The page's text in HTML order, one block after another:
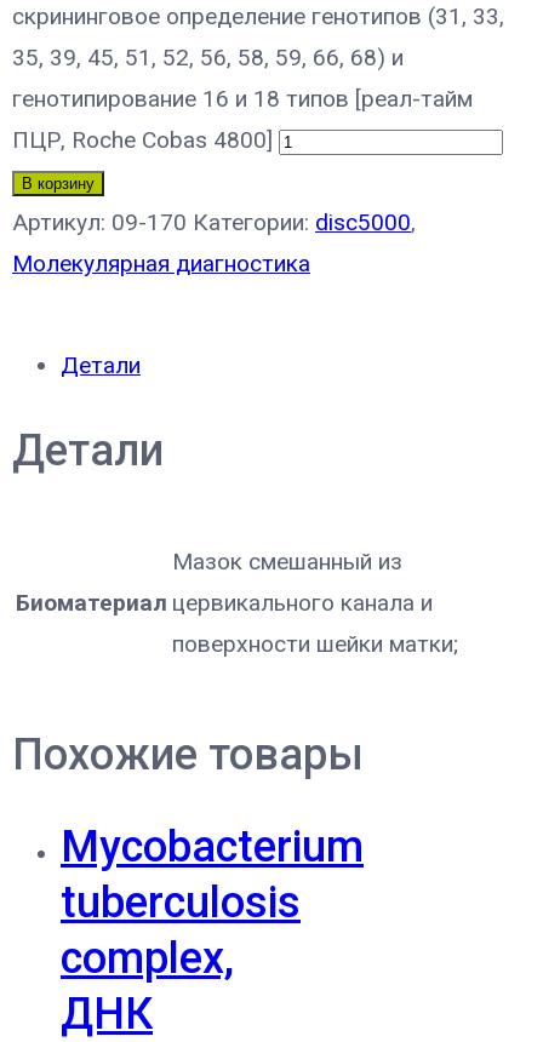
скрининговое определение генотипов (31, 33,
35, 39, 45, 51, 52, 56, 58, 59, 66, 68) и
генотипирование 16 и 18 типов [реал-тайм
ПЦР, Roche Cobas 4800]
В корзину
Артикул: 09-170 Категории: disc5000,
Молекулярная диагностика
Детали
Детали
Биоматериал
Мазок смешанный из
цервикального канала и
поверхности шейки матки;
Похожие товары
Mycobacterium
tuberculosis
complex,
ДНК